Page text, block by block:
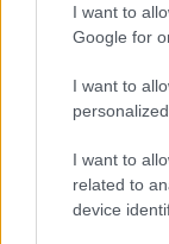
I want to
Google for
I want to
I want to
related to
device
νησιά να
στηριγμένα
της
facto) και
αλλά
όμορα κράτη.